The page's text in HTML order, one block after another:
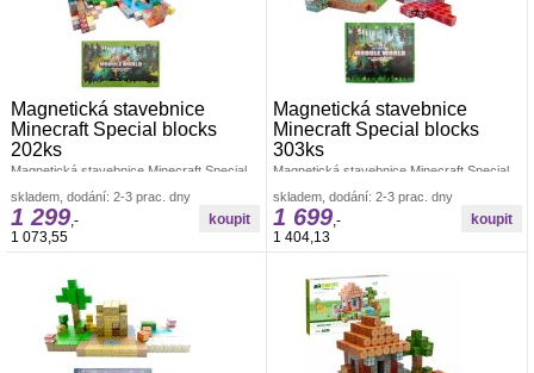
Magnetická stavebnice
Minecraft Special blocks
202ks
Magnetická stavebnice Minecraft Special
oblíbeným herním světem Minecraft.Sada
skladem, dodání: 2-3 prac. dny
1 299 ,-
1 073,55
Magnetická stavebnice
Minecraft Special blocks
303ks
Magnetická stavebnice Minecraft Special
populární pixelovou hrou a 3 speciální
skladem, dodání: 2-3 prac. dny
1 699,-
1 404,13